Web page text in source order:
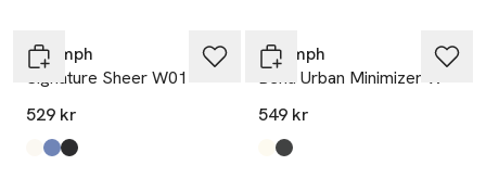
Triumph
Signature Sheer W01
529 kr
Produkten finns i färgerna:
Ecru White
Jacaranda
Black,
Triumph
Behå Urban Minimizer W
549 kr
Produkten finns i färgerna:
Vanilla
Black